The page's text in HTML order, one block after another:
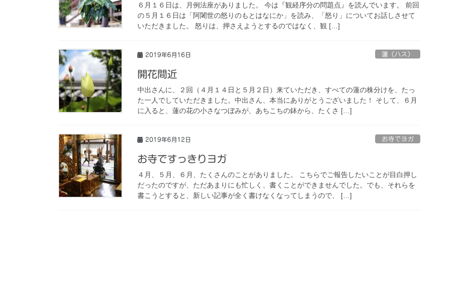
６月１６日は、月例法座がありました。 今は『観経序分の問題点』を読んでいます。 前回
の５月１６日は「阿闍世の怒りのもとはなにか」を読み、「怒り」についてお話しさせて
いただきました。 怒りは、押さえようとするのではなく、観 […]
2019年6月16日 蓮（ハス）
開花間近
中出さんに、２回（４月１４日と５月２日）来ていただき、すべての蓮の株分けを、たっ
た一人でしていただきました。中出さん、本当にありがとうございました！ そして、６月
に入ると、蓮の花の小さなつぼみが、あちこちの鉢から、たくさ […]
2019年6月12日 お寺でヨガ
お寺ですっきりヨガ
４月、５月、６月、たくさんのことがありました。 こちらでご報告したいことが目白押し
だったのですが、ただあまりにも忙しく、書くことができませんでした。でも、それらを
書こうとすると、新しい記事が全く書けなくなってしまうので、 […]